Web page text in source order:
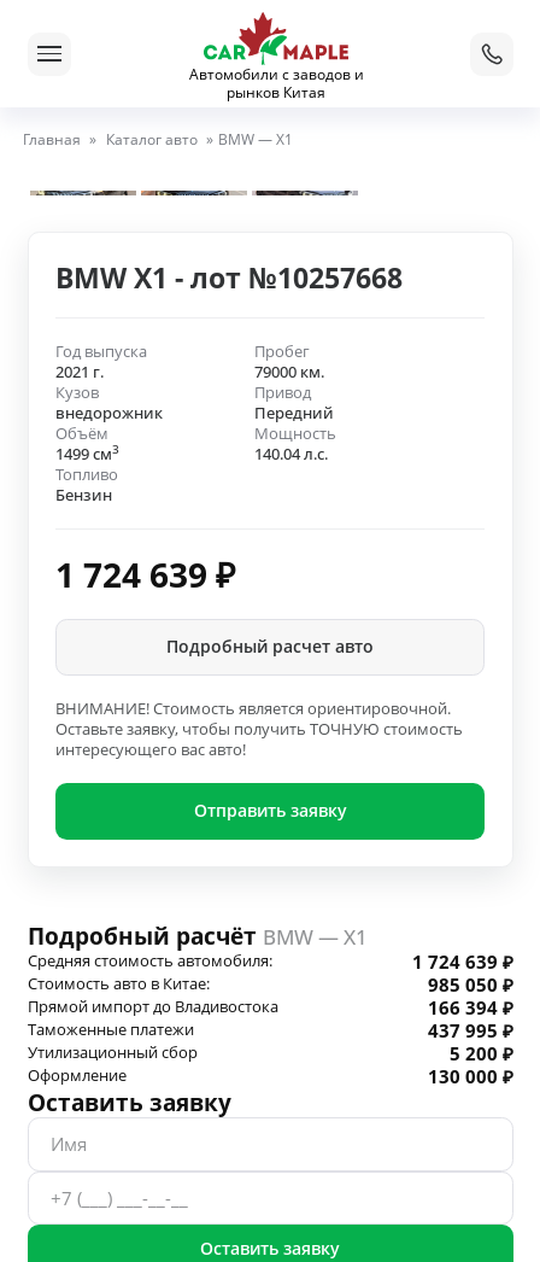
Автомобили с заводов и
рынков Китая
Главная » Каталог авто » BMW — X1
BMW X1 - лот №10257668
Год выпуска
2021 г.
Пробег
79000 км.
Кузов
внедорожник
Привод
Передний
Объём
1499 см3
Мощность
140.04 л.с.
Топливо
Бензин
1 724 639 ₽
Подробный расчет авто
ВНИМАНИЕ! Стоимость является ориентировочной.
Оставьте заявку, чтобы получить ТОЧНУЮ стоимость
интересующего вас авто!
Отправить заявку
Подробный расчёт BMW — X1
Средняя стоимость автомобиля: 1 724 639 ₽
Стоимость авто в Китае: 985 050 ₽
Прямой импорт до Владивостока 166 394 ₽
Таможенные платежи 437 995 ₽
Утилизационный сбор 5 200 ₽
Оформление 130 000 ₽
Оставить заявку
Оставить заявку